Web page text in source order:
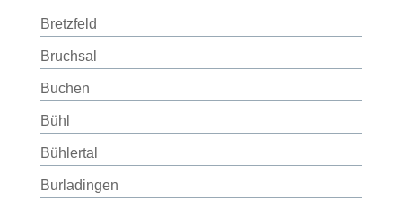
Bretzfeld
Bruchsal
Buchen
Bühl
Bühlertal
Burladingen